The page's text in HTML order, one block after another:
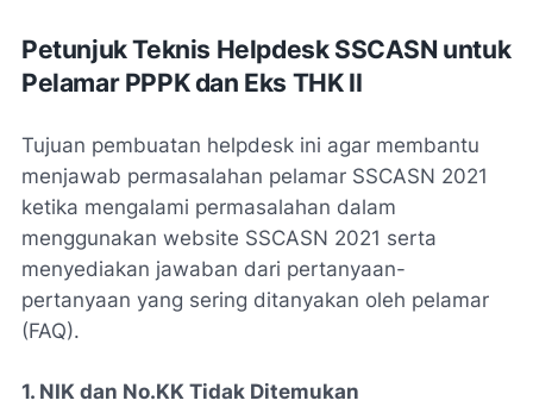
Petunjuk Teknis Helpdesk SSCASN untuk
Pelamar PPPK dan Eks THK II
Tujuan pembuatan helpdesk ini agar membantu
menjawab permasalahan pelamar SSCASN 2021
ketika mengalami permasalahan dalam
menggunakan website SSCASN 2021 serta
menyediakan jawaban dari pertanyaan-
pertanyaan yang sering ditanyakan oleh pelamar
(FAQ).
1. NIK dan No.KK Tidak Ditemukan